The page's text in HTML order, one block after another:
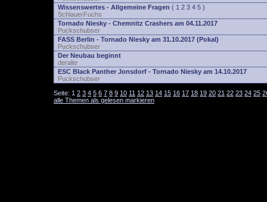
Wissenswertes - Allgemeine Fragen ( 1 2 3 4 5 )
SchlauerFuchs
Tornado Niesky - Chemnitz Crashers am 04.11.2017
Puckschubser
FASS Berlin - Tornado Niesky am 31.10.2017 (Pokal)
Puckschubser
Der Neubau beginnt
deralte
ESC Black Panther Jonsdorf - Tornado Niesky am 14.10.2017
Puckschubser
Seite: 1 2 3 4 5 6 7 8 9 10 11 12 13 14 15 16 17 18 19 20 21 22 23 24 25
alle Themen als gelesen markieren